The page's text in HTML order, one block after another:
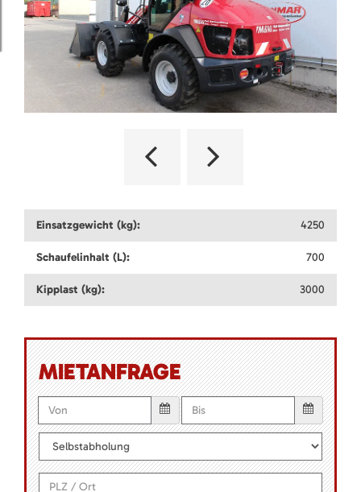
Einsatzgewicht (kg): 4250
Schaufelinhalt (L): 700
Kipplast (kg): 3000
MIETANFRAGE